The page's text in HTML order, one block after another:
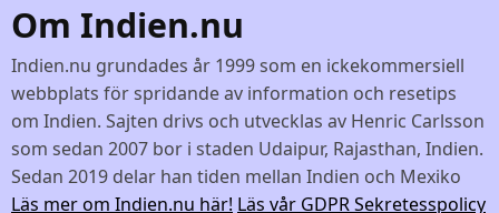
Om Indien.nu
Indien.nu grundades år 1999 som en ickekommersiell
webbplats för spridande av information och resetips
om Indien. Sajten drivs och utvecklas av Henric Carlsson
som sedan 2007 bor i staden Udaipur, Rajasthan, Indien.
Sedan 2019 delar han tiden mellan Indien och Mexiko
Läs mer om Indien.nu här! Läs vår GDPR Sekretesspolicy